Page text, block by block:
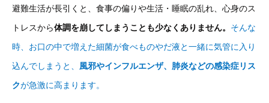
避難生活が長引くと、食事の偏りや生活・睡眠の乱れ、心身のス
トレスから体調を崩してしまうことも少なくありません。 そんな
時、お口の中で増えた細菌が食べものやだ液と一緒に気管に入り
込んでしまうと、 風邪やインフルエンザ、肺炎などの感染症リス
クが急激に高まります。